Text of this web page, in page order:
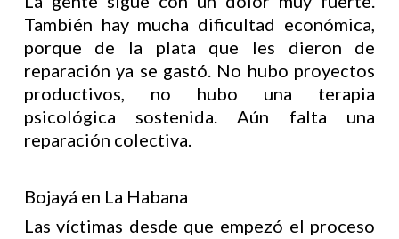
También hay mucha dificultad económica,
porque de la plata que les dieron de
reparación ya se gastó. No hubo proyectos
productivos, no hubo una terapia
psicológica sostenida. Aún falta una
reparación colectiva.
Bojayá en La Habana
Las víctimas desde que empezó el proceso